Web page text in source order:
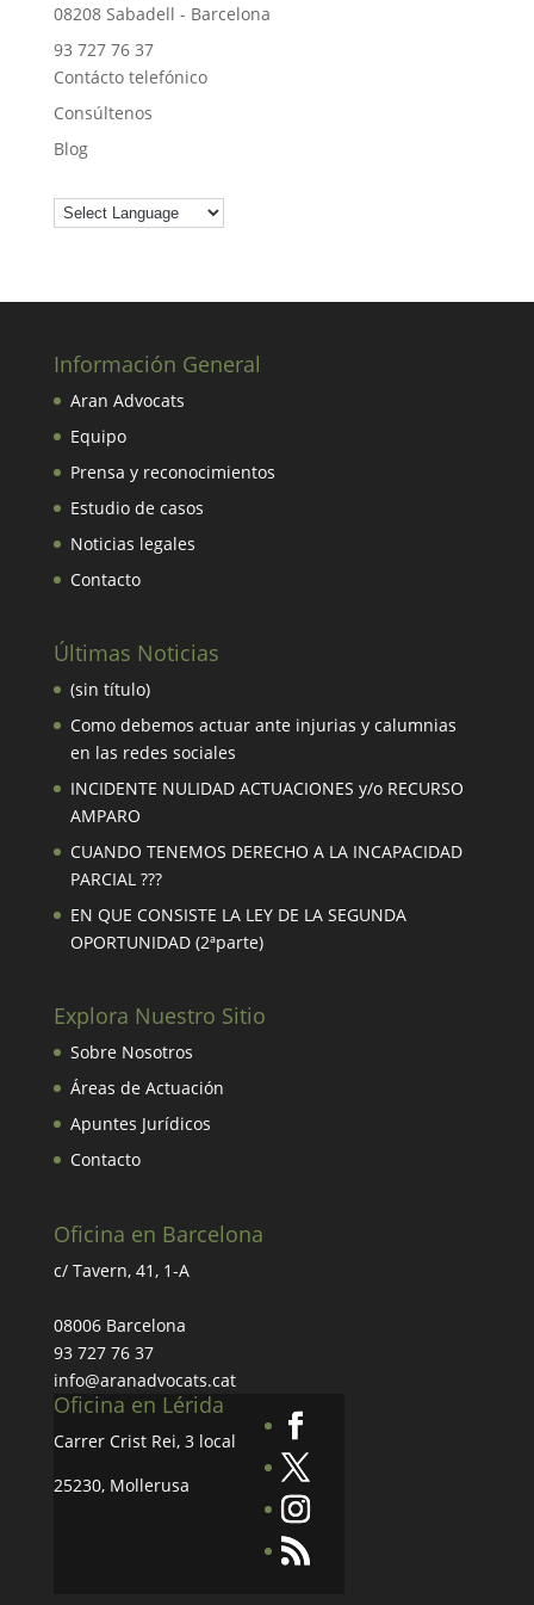
08208 Sabadell - Barcelona
93 727 76 37
Contácto telefónico
Consúltenos
Blog
Información General
Aran Advocats
Equipo
Prensa y reconocimientos
Estudio de casos
Noticias legales
Contacto
Últimas Noticias
(sin título)
Como debemos actuar ante injurias y calumnias
en las redes sociales
INCIDENTE NULIDAD ACTUACIONES y/o RECURSO
AMPARO
CUANDO TENEMOS DERECHO A LA INCAPACIDAD
PARCIAL ???
EN QUE CONSISTE LA LEY DE LA SEGUNDA
OPORTUNIDAD (2ªparte)
Explora Nuestro Sitio
Sobre Nosotros
Áreas de Actuación
Apuntes Jurídicos
Contacto
Oficina en Barcelona
c/ Tavern, 41, 1-A
08006 Barcelona
93 727 76 37
info@aranadvocats.cat
Oficina en Lérida
Carrer Crist Rei, 3 local
25230, Mollerusa